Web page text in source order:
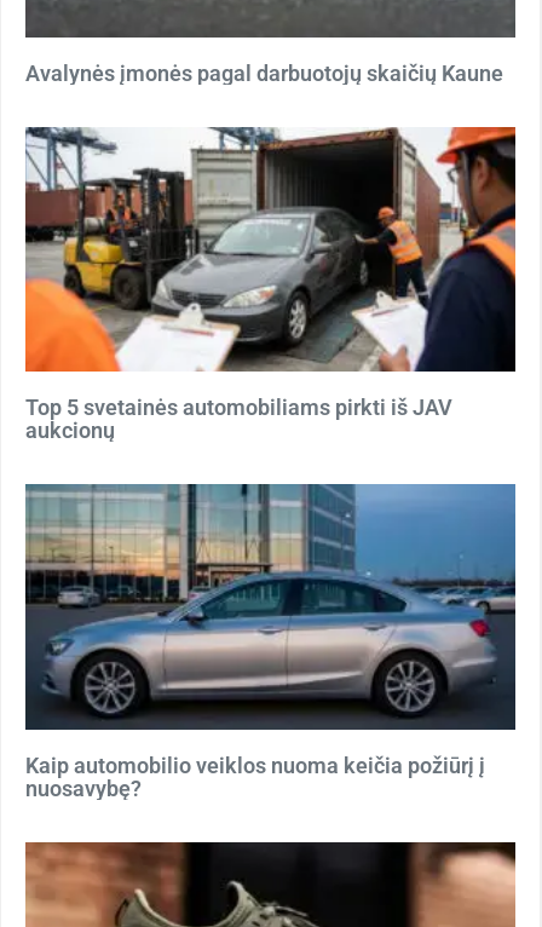
Avalynės įmonės pagal darbuotojų skaičių Kaune
Top 5 svetainės automobiliams pirkti iš JAV
aukcionų
Kaip automobilio veiklos nuoma keičia požiūrį į
nuosavybę?